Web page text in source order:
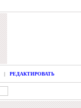
| РЕДАКТИРОВАТЬ